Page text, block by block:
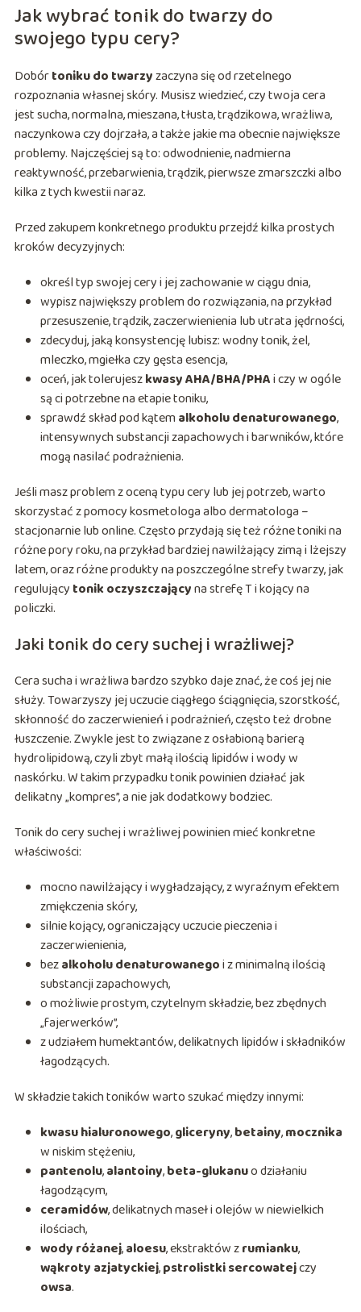
Jak wybrać tonik do twarzy do
swojego typu cery?
Dobórtoniku do twarzyzaczyna się od rzetelnego
rozpoznania własnej skóry. Musisz wiedzieć, czy twoja cera
jest sucha, normalna, mieszana, tłusta, trądzikowa, wrażliwa,
naczynkowa czy dojrzała, a także jakie ma obecnie największe
problemy. Najczęściej są to: odwodnienie, nadmierna
reaktywność, przebarwienia, trądzik, pierwsze zmarszczki albo
kilka z tych kwestii naraz.
Przed zakupem konkretnego produktu przejdź kilka prostych
kroków decyzyjnych:
określ typ swojej cery i jej zachowanie w ciągu dnia,
wypisz największy problem do rozwiązania, na przykład
przesuszenie, trądzik, zaczerwienienia lub utrata jędrności,
zdecyduj, jaką konsystencję lubisz: wodny tonik, żel,
mleczko, mgiełka czy gęsta esencja,
oceń, jak tolerujeszkwasy AHA/BHA/PHAi czy w ogóle
są ci potrzebne na etapie toniku,
sprawdź skład pod kątemalkoholu denaturowanego,
intensywnych substancji zapachowych i barwników, które
mogą nasilać podrażnienia.
Jeśli masz problem z oceną typu cery lub jej potrzeb, warto
skorzystać z pomocy kosmetologa albo dermatologa –
stacjonarnie lub online. Często przydają się też różne toniki na
różne pory roku, na przykład bardziej nawilżający zimą i lżejszy
latem, oraz różne produkty na poszczególne strefy twarzy, jak
regulujący tonik oczyszczającyna strefę T i kojący na
policzki.
Jaki tonik do cery suchej i wrażliwej?
Cera sucha i wrażliwa bardzo szybko daje znać, że coś jej nie
służy. Towarzyszy jej uczucie ciągłego ściągnięcia, szorstkość,
skłonność do zaczerwienień i podrażnień, często też drobne
łuszczenie. Zwykle jest to związane z osłabioną barierą
hydrolipidową, czyli zbyt małą ilością lipidów i wody w
naskórku. W takim przypadku tonik powinien działać jak
delikatny „kompres”, a nie jak dodatkowy bodziec.
Tonik do cery suchej i wrażliwej powinien mieć konkretne
właściwości:
mocno nawilżający i wygładzający, z wyraźnym efektem
zmiękczenia skóry,
silnie kojący, ograniczający uczucie pieczenia i
zaczerwienienia,
bezalkoholu denaturowanegoi z minimalną ilością
substancji zapachowych,
o możliwie prostym, czytelnym składzie, bez zbędnych
„fajerwerków”,
z udziałem humektantów, delikatnych lipidów i składników
łagodzących.
W składzie takich toników warto szukać między innymi:
kwasu hialuronowego,gliceryny,betainy,mocznika
w niskim stężeniu,
pantenolu,alantoiny,beta-glukanuo działaniu
łagodzącym,
ceramidów, delikatnych maseł i olejów w niewielkich
ilościach,
wody różanej,aloesu, ekstraktów zrumianku,
wąkroty azjatyckiej,pstrolistki sercowatejczy
owsa.